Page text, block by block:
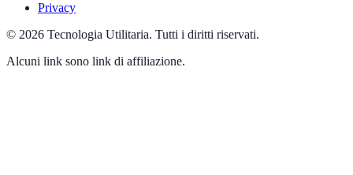
Privacy
© 2026 Tecnologia Utilitaria. Tutti i diritti riservati.
Alcuni link sono link di affiliazione.